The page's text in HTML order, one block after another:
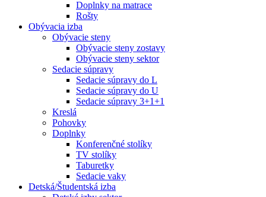
Doplnky na matrace
Rošty
Obývacia izba
Obývacie steny
Obývacie steny zostavy
Obývacie steny sektor
Sedacie súpravy
Sedacie súpravy do L
Sedacie súpravy do U
Sedacie súpravy 3+1+1
Kreslá
Pohovky
Doplnky
Konferenčné stolíky
TV stolíky
Taburetky
Sedacie vaky
Detská/Študentská izba